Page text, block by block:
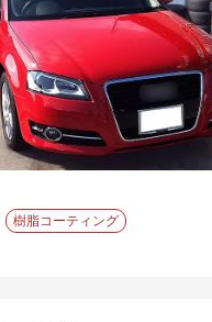
樹脂コーティング